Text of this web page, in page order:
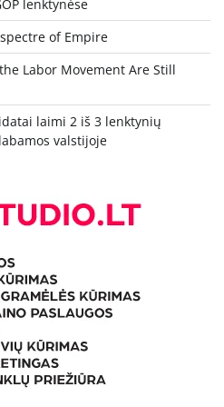
lenktynėse
of Empire
Labor Movement Are Still
laimi 2 iš 3 lenktynių
valstijoje